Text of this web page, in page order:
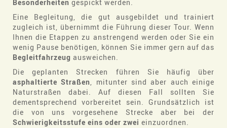
Besonderheiten gespickt werden.
Eine Begleitung, die gut ausgebildet und trainiert
zugleich ist, übernimmt die Führung dieser Tour. Wenn
Ihnen die Etappen zu anstrengend werden oder Sie ein
wenig Pause benötigen, können Sie immer gern auf das
Begleitfahrzeug ausweichen.
Die geplanten Strecken führen Sie häufig über
asphaltierte Straßen, mitunter sind aber auch einige
Naturstraßen dabei. Auf diesen Fall sollten Sie
dementsprechend vorbereitet sein. Grundsätzlich ist
die von uns vorgesehene Strecke aber bei der
Schwierigkeitsstufe eins oder zwei einzuordnen.